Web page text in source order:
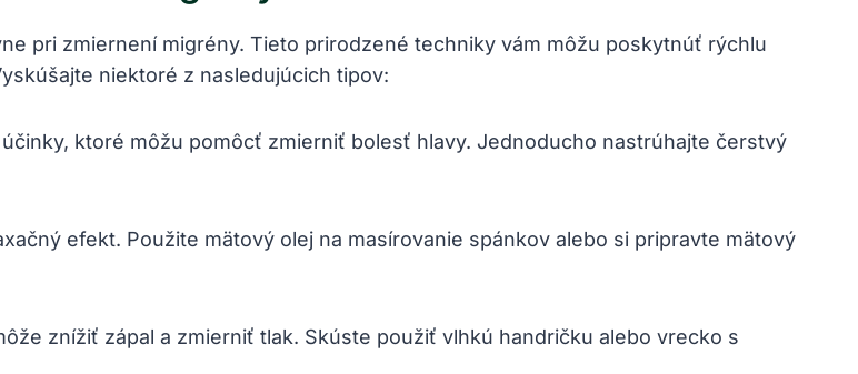
pri zmiernení migrény. Tieto prirodzené techniky vám môžu poskytnúť rýchlu
niektoré z nasledujúcich tipov:
ktoré môžu pomôcť zmierniť bolesť hlavy. Jednoducho nastrúhajte čerstvý
efekt. Použite mätový olej na masírovanie spánkov alebo si pripravte mätový
znížiť zápal a zmierniť tlak. Skúste použiť vlhkú handričku alebo vrecko s